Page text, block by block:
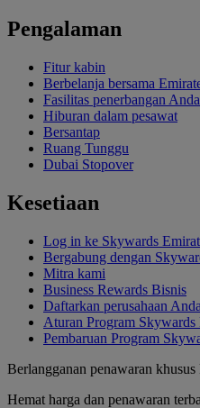
Pengalaman
Fitur kabin
Berbelanja bersama
Fasilitas penerbangan Anda
Hiburan dalam pesawat
Bersantap
Ruang Tunggu
Dubai Stopover
Kesetiaan
Log in ke Skywards
Bergabung dengan
Mitra kami
Business Rewards Bisnis
Daftarkan perusahaan Anda
Aturan Program Skywards
Pembaruan Program
Berlangganan penawaran khusus
Hemat harga dan penawaran